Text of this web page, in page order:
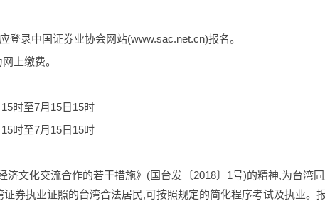
登录中国证券业协会网站(www.sac.net.cn)报名。
上缴费。
时至7月15日15时
时至7月15日15时
济文化交流合作的若干措施》(国台发〔2018〕1号)的精神,为台湾
券执业证照的台湾合法居民,可按照规定的简化程序考试及执业。